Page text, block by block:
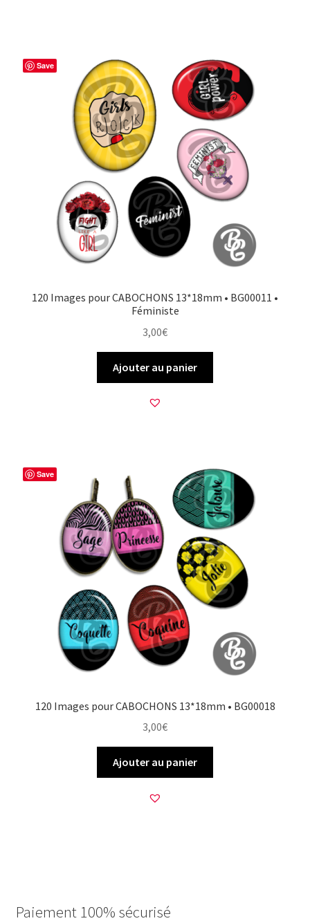
Save
120 Images pour CABOCHONS 13*18mm • BG00011 •
Féministe
3,00€
Ajouter au panier
Save
120 Images pour CABOCHONS 13*18mm • BG00018
3,00€
Ajouter au panier
Paiement 100% sécurisé